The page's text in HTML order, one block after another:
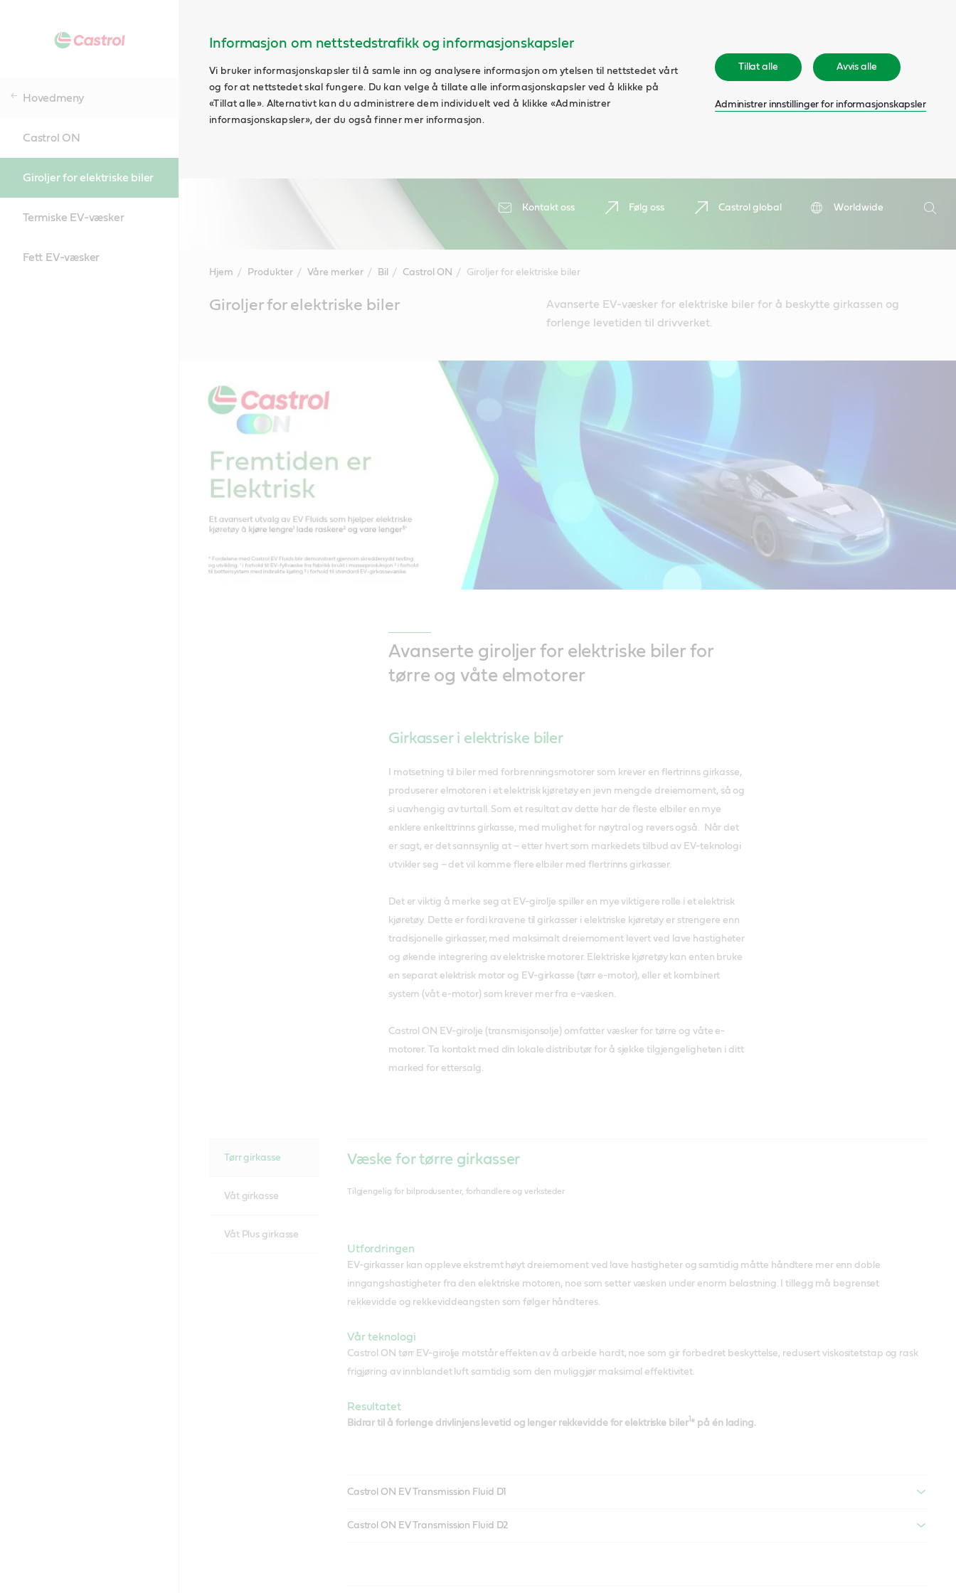
Informasjon om nettstedstrafikk og informasjonskapsler
Vi bruker informasjonskapsler til å samle inn og analysere informasjon om ytelsen til nettstedet vårt
og for at nettstedet skal fungere. Du kan velge å tillate alle informasjonskapsler ved å klikke på
«Tillat alle». Alternativt kan du administrere dem individuelt ved å klikke «Administrer
informasjonskapsler», der du også finner mer informasjon.
Tillat alle Avvis alle
Administrer innstillinger for informasjonskapsler
Kontakt oss Følg oss Castrol global
Worldwide
Søk
Hovedmeny
Castrol ON
Giroljer for elektriske biler
Termiske EV-væsker
Fett EV-væsker
Hjem Produkter Våre merker Bil Castrol ON Giroljer for elektriske biler
ContentGiroljer for elektriske biler
Avanserte EV-væsker for elektriske biler for å beskytte girkassen og
forlenge levetiden til drivverket.
Avanserte giroljer for elektriske biler for
tørre og våte elmotorer
Girkasser i elektriske biler
I motsetning til biler med forbrenningsmotorer som krever en flertrinns girkasse,
produserer elmotoren i et elektrisk kjøretøy en jevn mengde dreiemoment, så og
si uavhengig av turtall. Som et resultat av dette har de fleste elbiler en mye
enklere enkelttrinns girkasse, med mulighet for nøytral og revers også. Når det
er sagt, er det sannsynlig at – etter hvert som markedets tilbud av EV-teknologi
utvikler seg – det vil komme flere elbiler med flertrinns girkasser.
Det er viktig å merke seg at EV-girolje spiller en mye viktigere rolle i et elektrisk
kjøretøy. Dette er fordi kravene til girkasser i elektriske kjøretøy er strengere enn
tradisjonelle girkasser, med maksimalt dreiemoment levert ved lave hastigheter
og økende integrering av elektriske motorer. Elektriske kjøretøy kan enten bruke
en separat elektrisk motor og EV-girkasse (tørr e-motor), eller et kombinert
system (våt e-motor) som krever mer fra e-væsken.
Castrol ON EV-girolje (transmisjonsolje) omfatter væsker for tørre og våte e-
motorer. Ta kontakt med din lokale distributør for å sjekke tilgjengeligheten i ditt
marked for ettersalg.
Tørr girkasse
Våt girkasse
Våt Plus girkasse
Væske for tørre girkasser
Tilgjengelig for bilprodusenter, forhandlere og verksteder
Utfordringen
EV-girkasser kan oppleve ekstremt høyt dreiemoment ved lave hastigheter og samtidig måtte håndtere mer enn doble
inngangshastigheter fra den elektriske motoren, noe som setter væsken under enorm belastning. I tillegg må begrenset
rekkevidde og rekkeviddeangsten som følger håndteres.
Vår teknologi
Castrol ON tørr EV-girolje motstår effekten av å arbeide hardt, noe som gir forbedret beskyttelse, redusert viskositetstap og rask
frigjøring av innblandet luft samtidig som den muliggjør maksimal effektivitet.
Resultatet
Bidrar til å forlenge drivlinjens levetid og lenger rekkevidde for elektriske biler1 * på én lading.
Castrol ON EV Transmission Fluid D1
Castrol ON EV Transmission Fluid D2